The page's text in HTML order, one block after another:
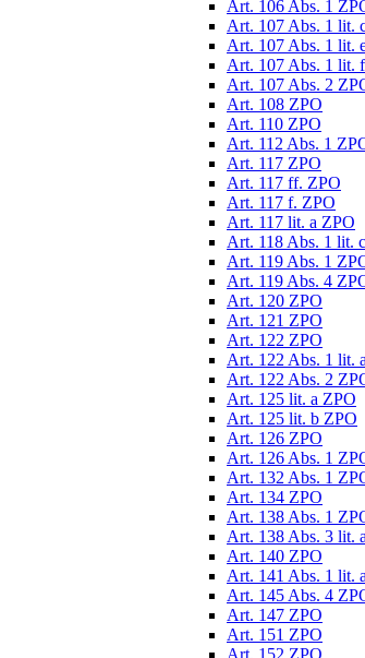
Art. 106 Abs. 1
Art. 107 Abs. 1 lit.
Art. 107 Abs. 1 lit.
Art. 107 Abs. 1 lit.
Art. 107 Abs. 2
Art. 108 ZPO
Art. 110 ZPO
Art. 112 Abs. 1
Art. 117 ZPO
Art. 117 ff. ZPO
Art. 117 f. ZPO
Art. 117 lit. a ZPO
Art. 118 Abs. 1 lit.
Art. 119 Abs. 1
Art. 119 Abs. 4
Art. 120 ZPO
Art. 121 ZPO
Art. 122 ZPO
Art. 122 Abs. 1 lit.
Art. 122 Abs. 2
Art. 125 lit. a ZPO
Art. 125 lit. b ZPO
Art. 126 ZPO
Art. 126 Abs. 1
Art. 132 Abs. 1
Art. 134 ZPO
Art. 138 Abs. 1
Art. 138 Abs. 3 lit.
Art. 140 ZPO
Art. 141 Abs. 1 lit.
Art. 145 Abs. 4
Art. 147 ZPO
Art. 151 ZPO
Art. 152 ZPO